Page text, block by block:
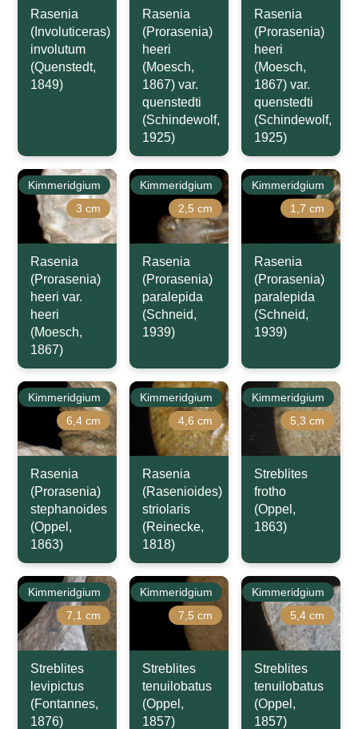
Rasenia
(Involuticeras)
involutum
(Quenstedt,
1849)
Rasenia
(Prorasenia)
heeri
(Moesch,
1867) var.
quenstedti
(Schindewolf,
1925)
Rasenia
(Prorasenia)
heeri
(Moesch,
1867) var.
quenstedti
(Schindewolf,
1925)
Kimmeridgium
3 cm
Rasenia
(Prorasenia)
heeri var.
heeri
(Moesch,
1867)
Kimmeridgium
2,5 cm
Rasenia
(Prorasenia)
paralepida
(Schneid,
1939)
Kimmeridgium
1,7 cm
Rasenia
(Prorasenia)
paralepida
(Schneid,
1939)
Kimmeridgium
6,4 cm
Rasenia
(Prorasenia)
stephanoides
(Oppel,
1863)
Kimmeridgium
4,6 cm
Rasenia
(Rasenioides)
striolaris
(Reinecke,
1818)
Kimmeridgium
5,3 cm
Streblites
frotho
(Oppel,
1863)
Kimmeridgium
7,1 cm
Streblites
levipictus
(Fontannes,
1876)
Kimmeridgium
7,5 cm
Streblites
tenuilobatus
(Oppel,
1857)
Kimmeridgium
5,4 cm
Streblites
tenuilobatus
(Oppel,
1857)